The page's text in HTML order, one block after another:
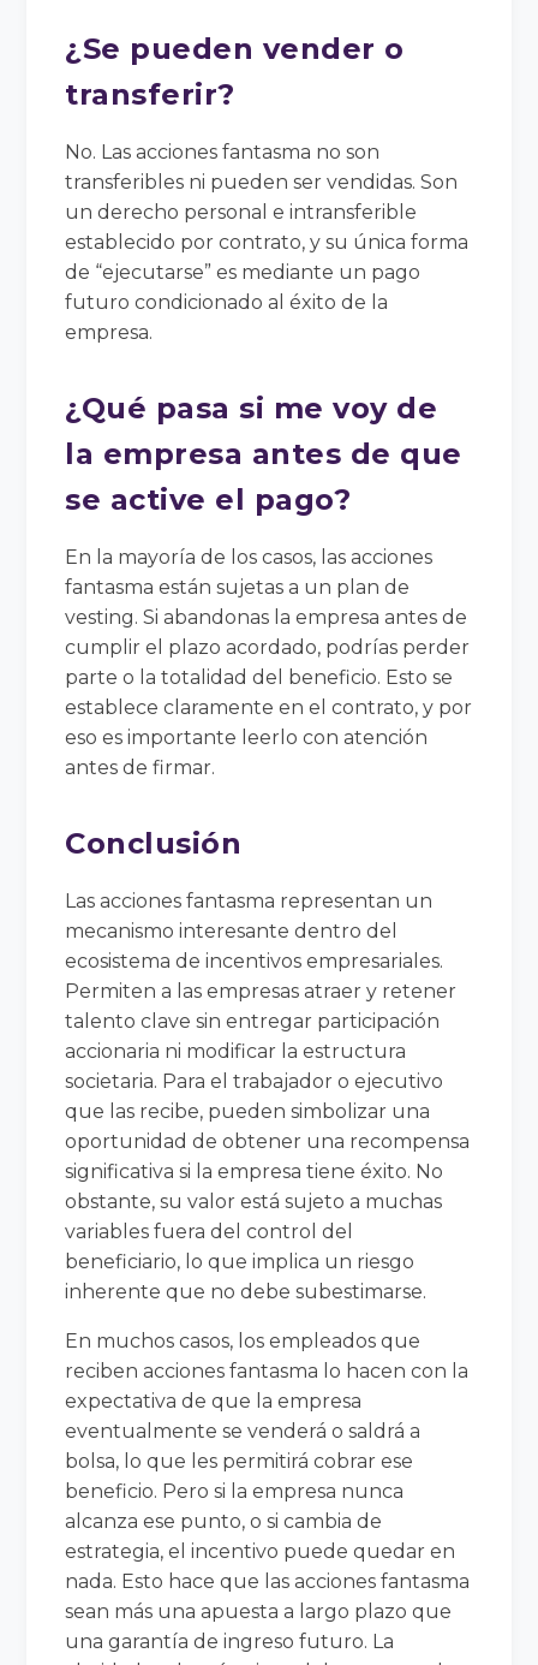
¿Se pueden vender o
transferir?
No. Las acciones fantasma no son
transferibles ni pueden ser vendidas. Son
un derecho personal e intransferible
establecido por contrato, y su única forma
de “ejecutarse” es mediante un pago
futuro condicionado al éxito de la
empresa.
¿Qué pasa si me voy de
la empresa antes de que
se active el pago?
En la mayoría de los casos, las acciones
fantasma están sujetas a un plan de
vesting. Si abandonas la empresa antes de
cumplir el plazo acordado, podrías perder
parte o la totalidad del beneficio. Esto se
establece claramente en el contrato, y por
eso es importante leerlo con atención
antes de firmar.
Conclusión
Las acciones fantasma representan un
mecanismo interesante dentro del
ecosistema de incentivos empresariales.
Permiten a las empresas atraer y retener
talento clave sin entregar participación
accionaria ni modificar la estructura
societaria. Para el trabajador o ejecutivo
que las recibe, pueden simbolizar una
oportunidad de obtener una recompensa
significativa si la empresa tiene éxito. No
obstante, su valor está sujeto a muchas
variables fuera del control del
beneficiario, lo que implica un riesgo
inherente que no debe subestimarse.
En muchos casos, los empleados que
reciben acciones fantasma lo hacen con la
expectativa de que la empresa
eventualmente se venderá o saldrá a
bolsa, lo que les permitirá cobrar ese
beneficio. Pero si la empresa nunca
alcanza ese punto, o si cambia de
estrategia, el incentivo puede quedar en
nada. Esto hace que las acciones fantasma
sean más una apuesta a largo plazo que
una garantía de ingreso futuro. La